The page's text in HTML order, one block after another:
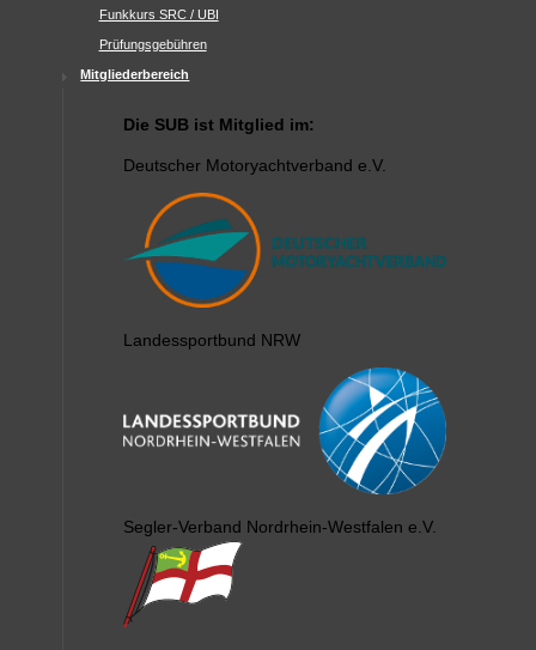
Funkkurs SRC / UBI
Prüfungsgebühren
Mitgliederbereich
Die SUB ist Mitglied im:
Deutscher Motoryachtverband e.V.
Landessportbund NRW
Segler-Verband Nordrhein-Westfalen e.V.